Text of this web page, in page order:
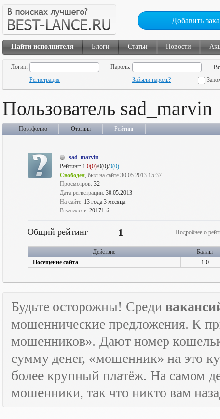
Добавить
Найти исполнителя Блоги Статьи Новости
Логин:
Пароль:
Регистрация
Забыли пароль?
Пользователь sad_marvin
Портфолио Отзывы Рейтинг
sad_marvin
Рейтинг: 1 0(0)/0(0)/0(0)
Свободен, был на сайте 30.05.2013 15:37
Просмотров: 32
Дата регистрации: 30.05.2013
На сайте: 13 года 3 месяца
В каталоге: 20171-й
Общий рейтинг 1 Подробнее о
Действие
Баллы
Посещение сайта
1.0
Будьте осторожны! Среди
мошеннические предложения. К
мошенников». Дают номер
сумму денег, «мошенник» на это
более крупный платёж. На самом
мошенники, так что никто вам